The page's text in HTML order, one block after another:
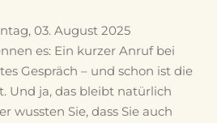
03. August 2025
es: Ein kurzer Anruf bei
Gespräch – und schon ist die
Und ja, das bleibt natürlich
wussten Sie, dass Sie auch